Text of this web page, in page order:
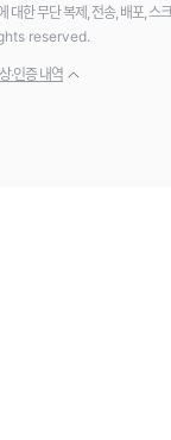
대한 무단 복제, 전송, 배포, 스
reserved.
·인증 내역